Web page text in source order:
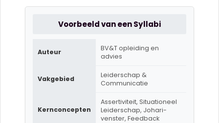
Voorbeeld van een Syllabi
Auteur
BV&T opleiding en
advies
Vakgebied
Leiderschap &
Communicatie
Kernconcepten
Assertiviteit, Situationeel
Leiderschap, Johari-
venster, Feedback